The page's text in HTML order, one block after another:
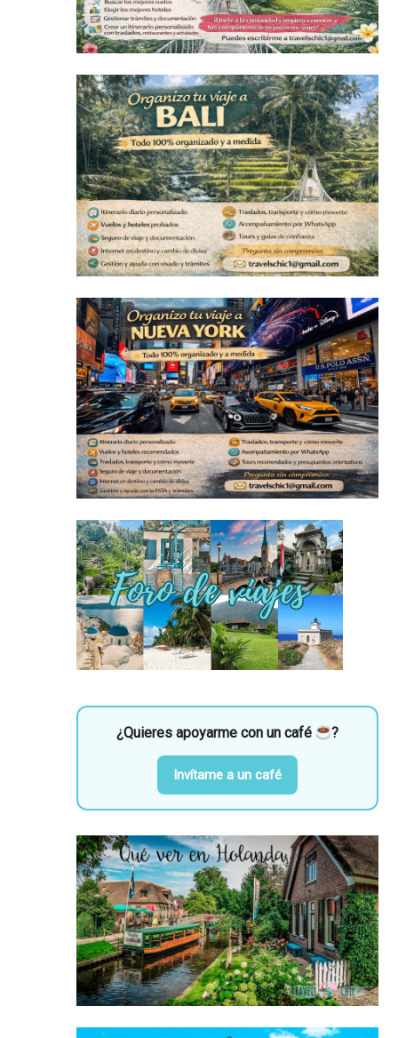
¿Quieres apoyarme con un café ?
Invítame a un café